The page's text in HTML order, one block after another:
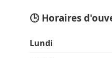
🕒 Horaires
Lundi